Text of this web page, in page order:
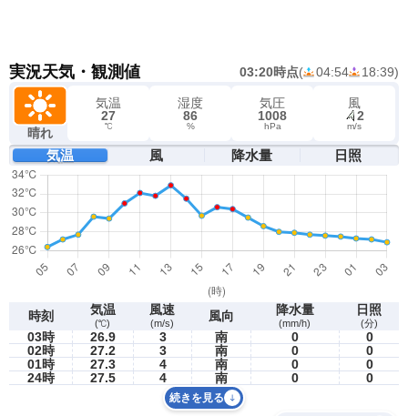
実況天気・観測値 03:20時点( 04:54 18:39)
晴れ
気温
27
℃
湿度
86
%
気圧
1008
hPa
風
2
m/s
気温 風 降水量 日照
時刻 気温
(℃)
風速
(m/s) 風向 降水量
(mm/h)
日照
(分)
03時 26.9 3 南 0
0
02時
27.2 3 南 0
0
01時
27.3 4 南 0
0
24時
27.5 4 南 0 0
続きを見る